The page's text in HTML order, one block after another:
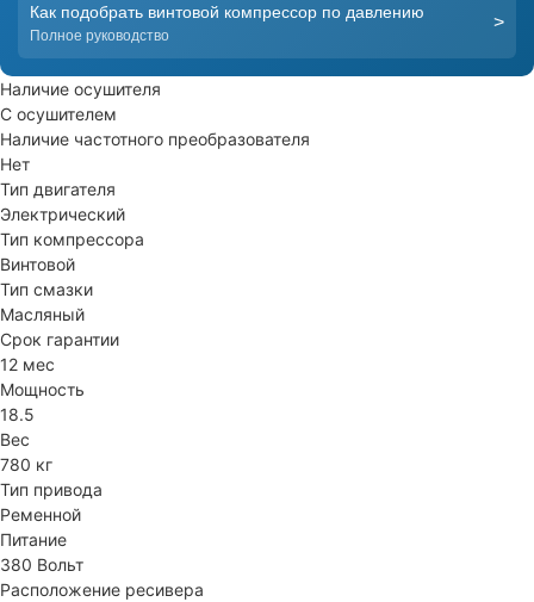
Как подобрать винтовой компрессор по давлению
Полное руководство
>
Наличие осушителя
С осушителем
Наличие частотного преобразователя
Нет
Тип двигателя
Электрический
Тип компрессора
Винтовой
Тип смазки
Масляный
Срок гарантии
12 мес
Мощность
18.5
Вес
780 кг
Тип привода
Ременной
Питание
380 Вольт
Расположение ресивера